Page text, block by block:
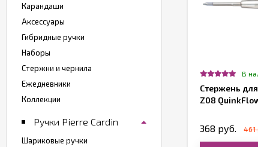
Нет в наличии
ручка Parker I.M. Metal F221,
Blue CT
руб.
В
Стержень
Z08
368 руб. 461
Карандаши
Аксессуары
Гибридные ручки
Наборы
Стержни и чернила
Ежедневники
Коллекции
Ручки Pierre Cardin
Шариковые ручки